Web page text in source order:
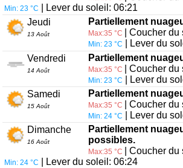
Min: 23 °C
| Lever du soleil: 06:21
Jeudi
13 Août
Partiellement
Max:35 °C | Coucher
Min: 23 °C
| Lever du
Vendredi
14 Août
Partiellement
Max:35 °C | Coucher
Min: 23 °C
| Lever du
Samedi
15 Août
Partiellement
Max:35 °C | Coucher
Min: 24 °C
| Lever du
Dimanche
16 Août
Partiellement
possibles.
Max:35 °C | Coucher
Min: 24 °C
| Lever du soleil: 06:24